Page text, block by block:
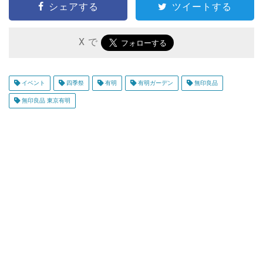
シェアする ツイートする
X で
イベント 四季祭 有明 有明ガーデン 無印良品
無印良品 東京有明